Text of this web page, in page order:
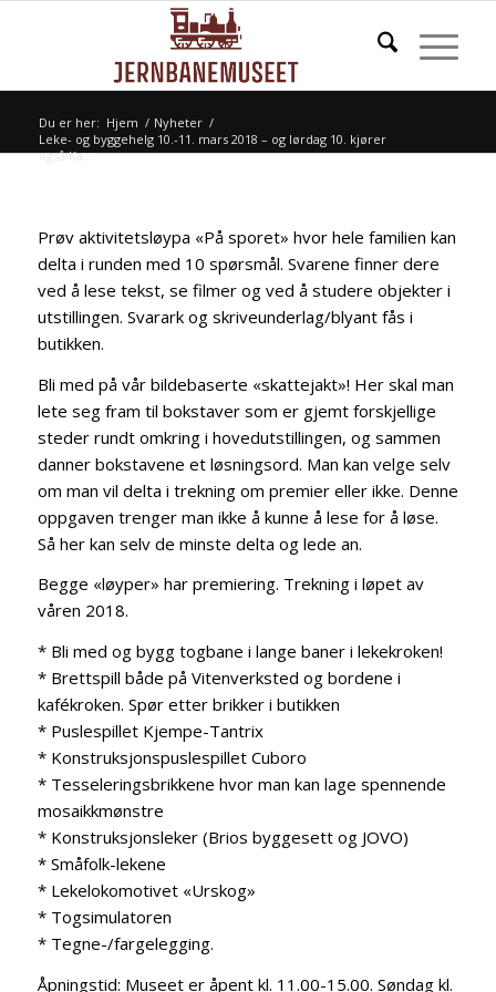
Du er her: Hjem / Nyheter /
Leke- og byggehelg 10.-11. mars 2018 – og lørdag 10. kjører
også Ka...
Prøv aktivitetsløypa «På sporet» hvor hele familien kan
delta i runden med 10 spørsmål. Svarene finner dere
ved å lese tekst, se filmer og ved å studere objekter i
utstillingen. Svarark og skriveunderlag/blyant fås i
butikken.
Bli med på vår bildebaserte «skattejakt»! Her skal man
lete seg fram til bokstaver som er gjemt forskjellige
steder rundt omkring i hovedutstillingen, og sammen
danner bokstavene et løsningsord. Man kan velge selv
om man vil delta i trekning om premier eller ikke. Denne
oppgaven trenger man ikke å kunne å lese for å løse.
Så her kan selv de minste delta og lede an.
Begge «løyper» har premiering. Trekning i løpet av
våren 2018.
* Bli med og bygg togbane i lange baner i lekekroken!
* Brettspill både på Vitenverksted og bordene i
kafékroken. Spør etter brikker i butikken
* Puslespillet Kjempe-Tantrix
* Konstruksjonspuslespillet Cuboro
* Tesseleringsbrikkene hvor man kan lage spennende
mosaikkmønstre
* Konstruksjonsleker (Brios byggesett og JOVO)
* Småfolk-lekene
* Lekelokomotivet «Urskog»
* Togsimulatoren
* Tegne-/fargelegging.
Åpningstid: Museet er åpent kl. 11.00-15.00. Søndag kl.